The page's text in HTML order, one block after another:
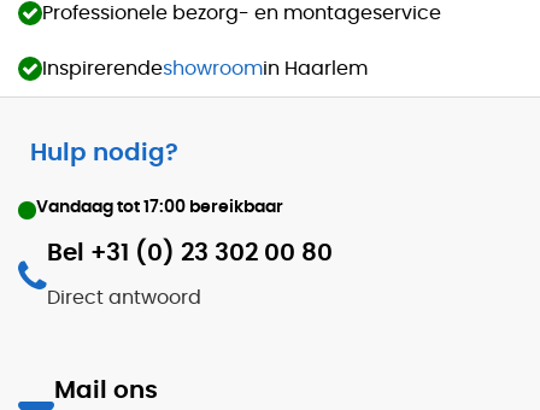
Professionele bezorg- en montageservice
Inspirerendeshowroomin Haarlem
Hulp nodig?
Vandaag tot 17:00 bereikbaar
Bel +31 (0) 23 302 00 80
Direct antwoord
Mail ons